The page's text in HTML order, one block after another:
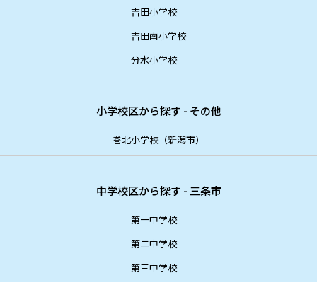
吉田小学校
吉田南小学校
分水小学校
小学校区から探す - その他
巻北小学校（新潟市）
中学校区から探す - 三条市
第一中学校
第二中学校
第三中学校